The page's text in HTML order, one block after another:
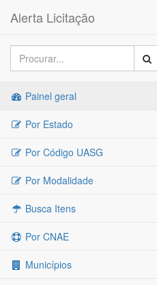
Alerta Licitação
Painel geral
Por Estado
Por Código UASG
Por Modalidade
Busca Itens
Por CNAE
Municípios